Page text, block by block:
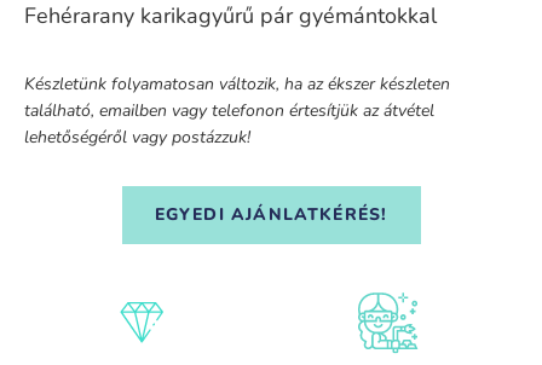
Fehérarany karikagyűrű pár gyémántokkal
Készletünk folyamatosan változik, ha az ékszer készleten
található, emailben vagy telefonon értesítjük az átvétel
lehetőségéről vagy postázzuk!
EGYEDI AJÁNLATKÉRÉS!